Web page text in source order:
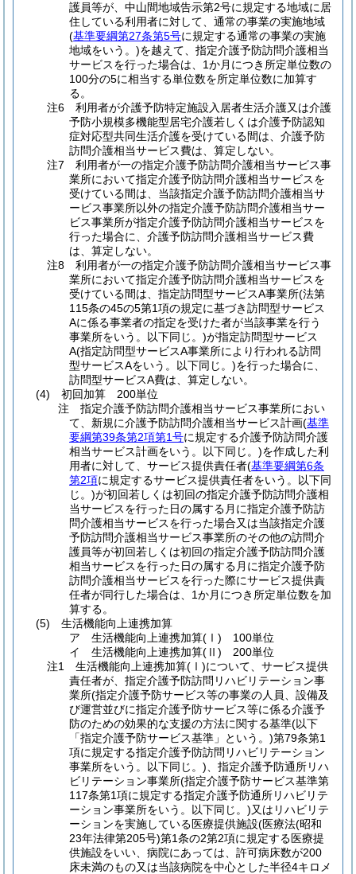
護員等が、中山間地域告示第2号に規定する地域に居
住している利用者に対して、通常の事業の実施地域
(基準要綱第27条第5号に規定する通常の事業の実施
地域をいう。)を越えて、指定介護予防訪問介護相当
サービスを行った場合は、1か月につき所定単位数の
100分の5に相当する単位数を所定単位数に加算す
る。
注6 利用者が介護予防特定施設入居者生活介護又は介護
予防小規模多機能型居宅介護若しくは介護予防認知
症対応型共同生活介護を受けている間は、介護予防
訪問介護相当サービス費は、算定しない。
注7 利用者が一の指定介護予防訪問介護相当サービス事
業所において指定介護予防訪問介護相当サービスを
受けている間は、当該指定介護予防訪問介護相当サ
ービス事業所以外の指定介護予防訪問介護相当サー
ビス事業所が指定介護予防訪問介護相当サービスを
行った場合に、介護予防訪問介護相当サービス費
は、算定しない。
注8 利用者が一の指定介護予防訪問介護相当サービス事
業所において指定介護予防訪問介護相当サービスを
受けている間は、指定訪問型サービスA事業所(法第
115条の45の5第1項の規定に基づき訪問型サービス
Aに係る事業者の指定を受けた者が当該事業を行う
事業所をいう。以下同じ。)が指定訪問型サービス
A(指定訪問型サービスA事業所により行われる訪問
型サービスAをいう。以下同じ。)を行った場合に、
訪問型サービスA費は、算定しない。
(4) 初回加算 200単位
注 指定介護予防訪問介護相当サービス事業所におい
て、新規に介護予防訪問介護相当サービス計画(基準
要綱第39条第2項第1号に規定する介護予防訪問介護
相当サービス計画をいう。以下同じ。)を作成した利
用者に対して、サービス提供責任者(基準要綱第6条
第2項に規定するサービス提供責任者をいう。以下同
じ。)が初回若しくは初回の指定介護予防訪問介護相
当サービスを行った日の属する月に指定介護予防訪
問介護相当サービスを行った場合又は当該指定介護
予防訪問介護相当サービス事業所のその他の訪問介
護員等が初回若しくは初回の指定介護予防訪問介護
相当サービスを行った日の属する月に指定介護予防
訪問介護相当サービスを行った際にサービス提供責
任者が同行した場合は、1か月につき所定単位数を加
算する。
(5) 生活機能向上連携加算
ア 生活機能向上連携加算(Ⅰ) 100単位
イ 生活機能向上連携加算(Ⅱ) 200単位
注1 生活機能向上連携加算(Ⅰ)について、サービス提供
責任者が、指定介護予防訪問リハビリテーション事
業所(指定介護予防サービス等の事業の人員、設備及
び運営並びに指定介護予防サービス等に係る介護予
防のための効果的な支援の方法に関する基準(以下
「指定介護予防サービス基準」という。)第79条第1
項に規定する指定介護予防訪問リハビリテーション
事業所をいう。以下同じ。)、指定介護予防通所リハ
ビリテーション事業所(指定介護予防サービス基準第
117条第1項に規定する指定介護予防通所リハビリテ
ーション事業所をいう。以下同じ。)又はリハビリテ
ーションを実施している医療提供施設(医療法(昭和
23年法律第205号)第1条の2第2項に規定する医療提
供施設をいい、病院にあっては、許可病床数が200
床未満のもの又は当該病院を中心とした半径4キロメ